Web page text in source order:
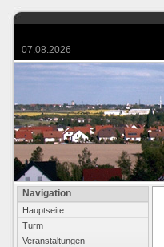
07.08.2026
Navigation
Hauptseite
Turm
Veranstaltungen